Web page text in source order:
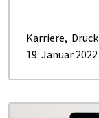
Karriere,
19. Januar 2022